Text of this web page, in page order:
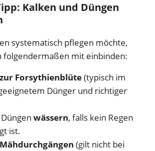
Kalken und Düngen
systematisch pflegen möchte,
folgendermaßen mit einbinden:
Forsythienblüte(typisch im
Dünger und richtiger
wässern, falls kein Regen
ist.
(gilt nicht bei